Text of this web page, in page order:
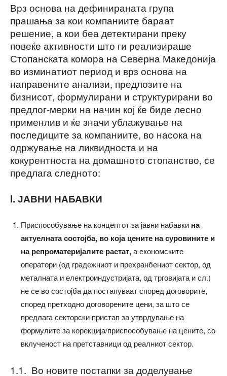
Врз основа на дефинираната група
прашања за кои компаниите бараат
решение, а кои беа детектирани преку
повеќе активности што ги реализираше
Стопанската комора на Северна Македонија
во изминатиот период и врз основа на
направените анализи, предлозите на
бизнисот, формулирани и структурирани во
предлог-мерки на начин кој ќе биде лесно
применлив и ќе значи ублажување на
последиците за компаниите, во насока на
одржување на ликвидноста и на
кокурентноста на домашното стопанство, се
предлага следното:
I. ЈАВНИ НАБАВКИ
Приспособување на концептот за јавни набавки на
актуелната состојба, во која цените на суровините и
на репроматеријалите растат,а економските
оператори (од градежниот и прехранбениот сектор, од
металната и електроиндустријата, од трговијата и сл.)
не се во состојба да постапуваат според договорите,
според претходно договорените цени, за што се
предлага секторски пристап за утврдување на
формулите за корекција/приспособување на цените, со
вклученост на претставници од реалниот сектор.
1.1. Во новите постапки за доделување